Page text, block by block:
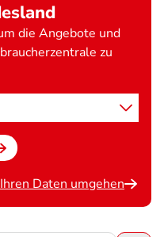
die Angebote und
zu
Daten umgehen